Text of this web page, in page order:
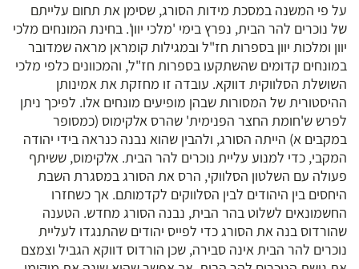
על פי המשנה במסכת מידות הסורג, שסימן את תחום עלייתם
של נוכרים להר הבית, נפרץ בימי 'מלכי יוון'. בחינת המונחים מלכי
יוון ומלכות יוון בספרות חז"ל ובמגילות קומראן מראה שמדובר
במונחים קדומים שהשתקעו בספרות חז"ל, והמכוונים כלפי מלכי
השושלת הסלווקית דווקא. עובדה זו מחזקת את אמינותן
ההיסטורית של המסורות שבהן מופיעים מונחים אלו. לפיכך ניתן
לפרש ש'חומת החצר הפנימית' שהרס אלקימוס (כמסופר
במקבים א) הייתה הסורג, ולהבין שהוא נבנה כנראה בידי יהודה
המקבי, כדי למנוע עליית נוכרים להר הבית. אלקימוס, ששיתף
פעולה עם השלטון הסלווקי, הרס את הסורג במסגרת השבת
היחסים בין היהודים לבין הסלווקים לקדמותם. אך כשחזרו
החשמונאים לשלוט בהר הבית, נבנה הסורג מחדש. הטענה
שהורדוס בנה את הסורג כדי לפייס יהודים שהתנגדו לעליית
נוכרים להר הבית אינה סבירה, שכן הורדוס דווקא הגביל וצמצם